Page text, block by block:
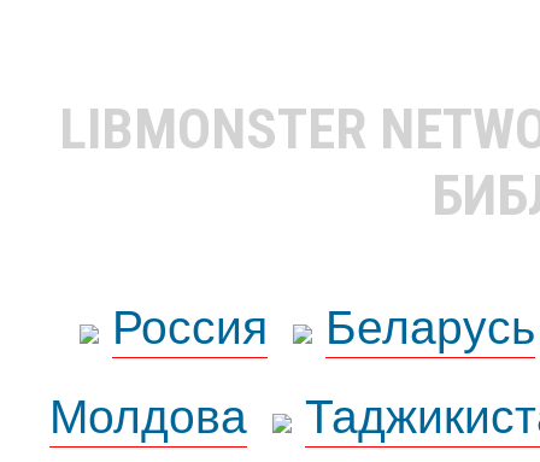
LIBMONSTER
Россия
Беларусь
Молдова